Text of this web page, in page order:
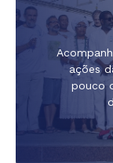
ações
pouco